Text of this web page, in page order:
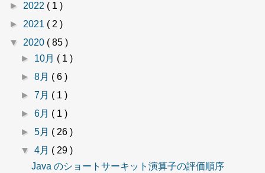
► 2022 ( 1 )
► 2021 ( 2 )
▼ 2020 ( 85 )
► 10月 ( 1 )
►8月 ( 6 )
►7月 ( 1 )
►6月 ( 1 )
►5月 ( 26 )
▼4月 ( 29 )
Java のショートサーキット演算子の評価順序